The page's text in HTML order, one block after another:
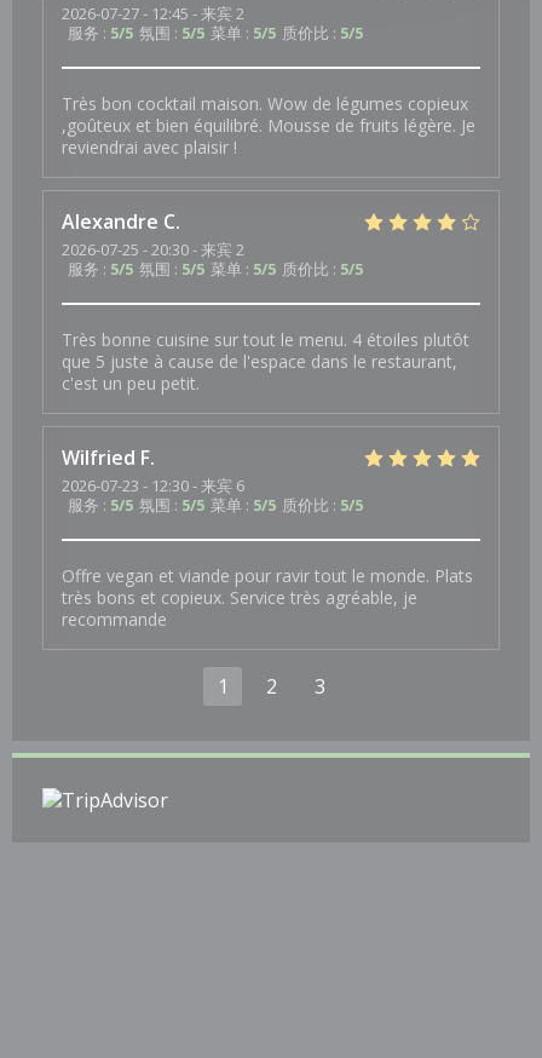
2026-07-27- 12:45 - 来宾 2
服务 : 5/5 氛围 : 5/5 菜单 : 5/5 质价比 : 5/5
Très bon cocktail maison. Wow de légumes copieux
,goûteux et bien équilibré. Mousse de fruits légère. Je
reviendrai avec plaisir !
Alexandre C
2026-07-25 - 20:30 - 来宾 2
服务 : 5/5 氛围 : 5/5 菜单 : 5/5 质价比 : 5/5
Très bonne cuisine sur tout le menu. 4 étoiles plutôt
que 5 juste à cause de l'espace dans le restaurant,
c'est un peu petit.
Wilfried F
2026-07-23 - 12:30 - 来宾 6
服务 : 5/5 氛围 : 5/5 菜单 : 5/5 质价比 : 5/5
Offre vegan et viande pour ravir tout le monde. Plats
très bons et copieux. Service très agréable, je
recommande
1 2 3